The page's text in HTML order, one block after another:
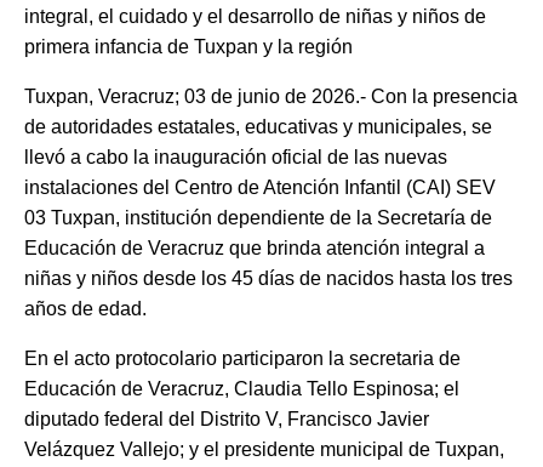
integral, el cuidado y el desarrollo de niñas y niños de
primera infancia de Tuxpan y la región
Tuxpan, Veracruz; 03 de junio de 2026.- Con la presencia
de autoridades estatales, educativas y municipales, se
llevó a cabo la inauguración oficial de las nuevas
instalaciones del Centro de Atención Infantil (CAI) SEV
03 Tuxpan, institución dependiente de la Secretaría de
Educación de Veracruz que brinda atención integral a
niñas y niños desde los 45 días de nacidos hasta los tres
años de edad.
En el acto protocolario participaron la secretaria de
Educación de Veracruz, Claudia Tello Espinosa; el
diputado federal del Distrito V, Francisco Javier
Velázquez Vallejo; y el presidente municipal de Tuxpan,